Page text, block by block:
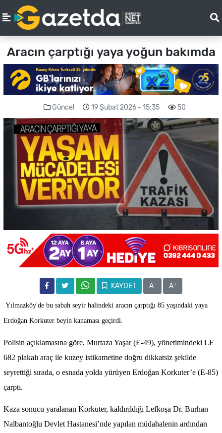
Aracın çarptığı yaya yoğun bakımda
Güncel 19 Şubat 2026 - 15:35 50
KAYDET A- A+
Yılmazköy'de bu sabah seyir halindeki aracın çarptığı 85 yaşındaki yaya
Erdoğan Korkuter beyin kanaması geçirdi.
Polisin açıklamasına göre, Murtaza Yaşar (E-49), yönetimindeki LF
682 plakalı araç ile kuzey istikametine doğru dikkatsiz şekilde
seyrettiği sırada, o esnada yolda yürüyen Erdoğan Korkuter’e (E-85)
çarptı.
Kaza sonucu yaralanan Korkuter, kaldırıldığı Lefkoşa Dr. Burhan
Nalbantoğlu Devlet Hastanesi’nde yapılan müdahalenin ardından